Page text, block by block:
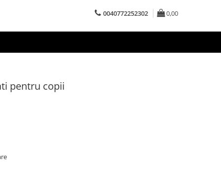
0040772252302 0,00
pentru copii